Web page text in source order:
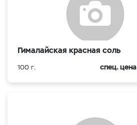
Гималайская красная соль
100 г. спец. цена